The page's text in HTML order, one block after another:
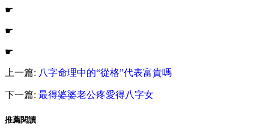
☛
☛
☛
上一篇: 八字命理中的“從格”代表富貴嗎
下一篇: 最得婆婆老公疼愛得八字女
推薦閱讀